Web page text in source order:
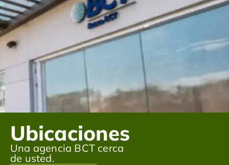
Ubicaciones
Una agencia BCT cerca
de usted.